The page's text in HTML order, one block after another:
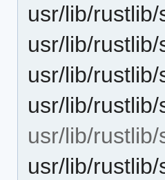
usr/lib/
usr/lib/
usr/lib/
usr/lib/
usr/lib/
usr/lib/